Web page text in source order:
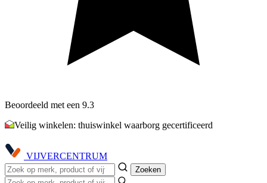
Beoordeeld met een 9.3
Veilig winkelen: thuiswinkel waarborg gecertificeerd
VIJVERCENTRUM
Zoeken